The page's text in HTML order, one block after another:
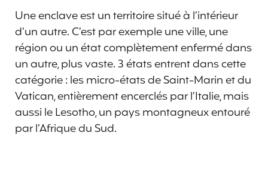
Une enclave est un territoire situé à l’intérieur
d’un autre. C’est par exemple une ville, une
région ou un état complètement enfermé dans
un autre, plus vaste. 3 états entrent dans cette
catégorie : les micro-états de Saint-Marin et du
Vatican, entièrement encerclés par l’Italie, mais
aussi le Lesotho, un pays montagneux entouré
par l’Afrique du Sud.